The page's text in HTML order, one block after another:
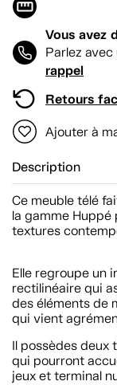
Vous avez
Parlez avec
rappel
Retours
Ajouter à
Description
Ce meuble télé
la gamme
textures
Elle regroupe un
rectilinéaire qui
des éléments de
qui vient
Il possèdes
qui pourront
jeux et terminal